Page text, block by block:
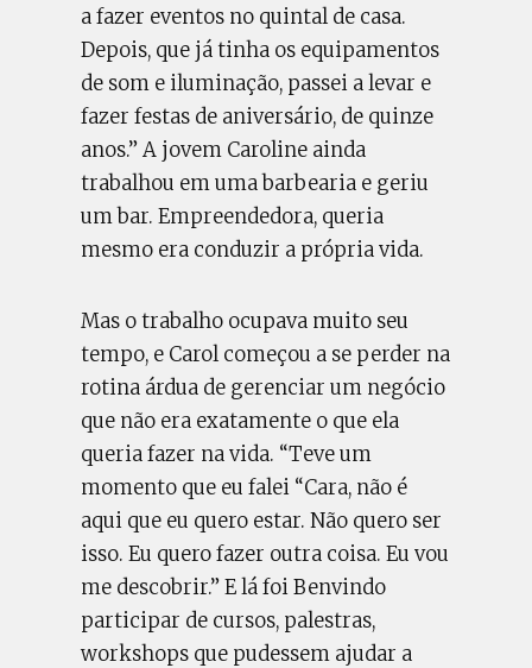
a fazer eventos no quintal de casa.
Depois, que já tinha os equipamentos
de som e iluminação, passei a levar e
fazer festas de aniversário, de quinze
anos.” A jovem Caroline ainda
trabalhou em uma barbearia e geriu
um bar. Empreendedora, queria
mesmo era conduzir a própria vida.
Mas o trabalho ocupava muito seu
tempo, e Carol começou a se perder na
rotina árdua de gerenciar um negócio
que não era exatamente o que ela
queria fazer na vida. “Teve um
momento que eu falei “Cara, não é
aqui que eu quero estar. Não quero ser
isso. Eu quero fazer outra coisa. Eu vou
me descobrir.” E lá foi Benvindo
participar de cursos, palestras,
workshops que pudessem ajudar a